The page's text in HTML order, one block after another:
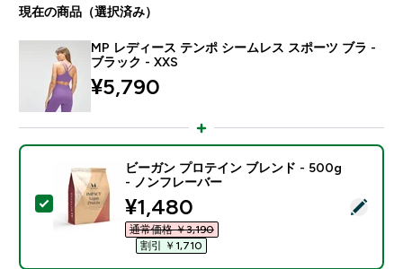
現在の商品（選択済み）
MP レディース テンポ シームレス スポーツ ブラ -
ブラック - XXS
¥5,790‎
この商品を選択 - ビーガン プロテイン ブレンド -
ビーガン プロテイン ブレンド - 500g
- ノンフレーバー
discounted price
¥1,480‎
通常価格 ￥3,190‎
割引 ￥1,710‎